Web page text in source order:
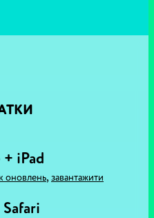
iPad
оновлень, завантажити